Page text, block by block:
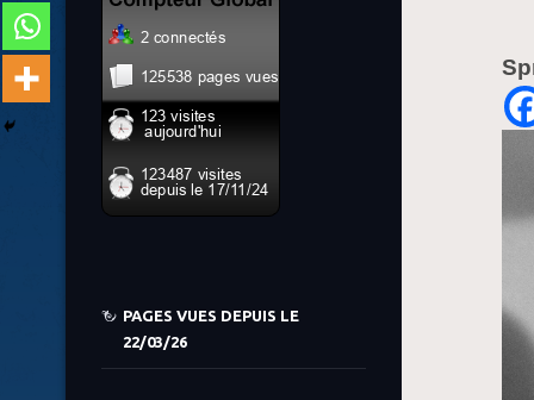
PAGES VUES DEPUIS LE
22/03/26